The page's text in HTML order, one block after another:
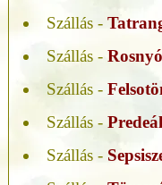
Szállás -
Szállás - Rosnyó
Szállás -
Szállás - Predeál
Szállás -